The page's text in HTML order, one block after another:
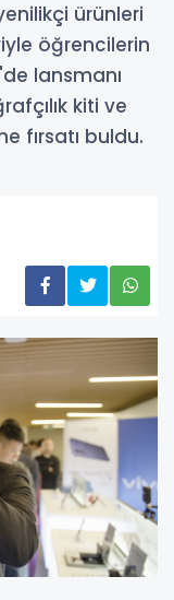
ürünleri
öğrencilerin
lansmanı
kiti ve
fırsatı buldu.